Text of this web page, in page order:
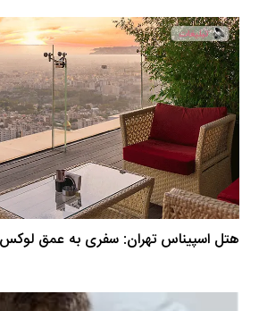
هتل اسپیناس تهران: سفری به عمق